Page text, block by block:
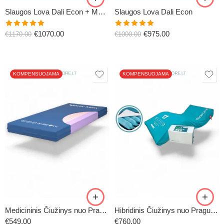
Slaugos Lova Dali Econ + MED. Čiužinys (komplektas)
Įvertinimas:
€1170.00 €1070.00
Slaugos Lova Dali Econ
Įvertinimas:
€1000.00 €975.00
IŠPARDAVIMAS! 14% PIGIAU IŠPARDAVIMAS! 14%
KOMPENSUOJAMA
Medicininis Čiužinys nuo Pragulų VISKO-3
€549.00
KOMPENSUOJAMA
Hibridinis Čiužinys nuo Pragulų Decu®plus Combi iki 200 kg
€760.00